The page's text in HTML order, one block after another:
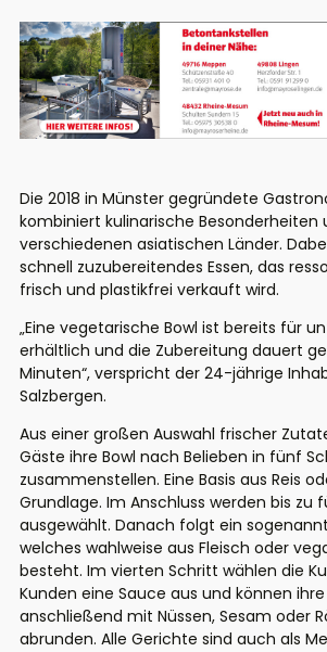
Die 2018 in Münster gegründete
kombiniert kulinarische Besonderheiten
verschiedenen asiatischen Länder.
schnell zuzubereitendes Essen, das
frisch und plastikfrei verkauft wird.
„Eine vegetarische Bowl ist bereits für
erhältlich und die Zubereitung dauert
Minuten“, verspricht der 24-jährige
Salzbergen.
Aus einer großen Auswahl frischer
Gäste ihre Bowl nach Belieben in fünf
zusammenstellen. Eine Basis aus Reis
Grundlage. Im Anschluss werden bis zu
ausgewählt. Danach folgt ein
welches wahlweise aus Fleisch oder
besteht. Im vierten Schritt wählen die
Kunden eine Sauce aus und können ihre
anschließend mit Nüssen, Sesam oder
abrunden. Alle Gerichte sind auch als